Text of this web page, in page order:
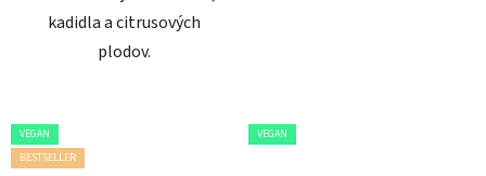
kadidla a citrusových
plodov.
VEGAN
BESTSELLER
VEGAN